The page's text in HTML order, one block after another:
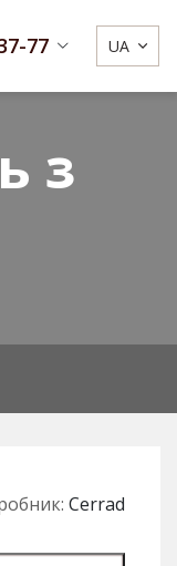
77 UA
Конфігуратор
з
Cerrad